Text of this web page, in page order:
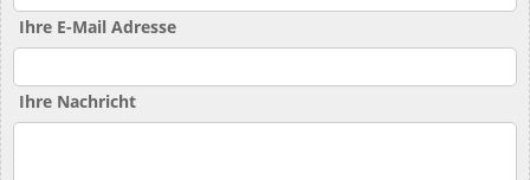
Ihre E-Mail Adresse
Ihre Nachricht